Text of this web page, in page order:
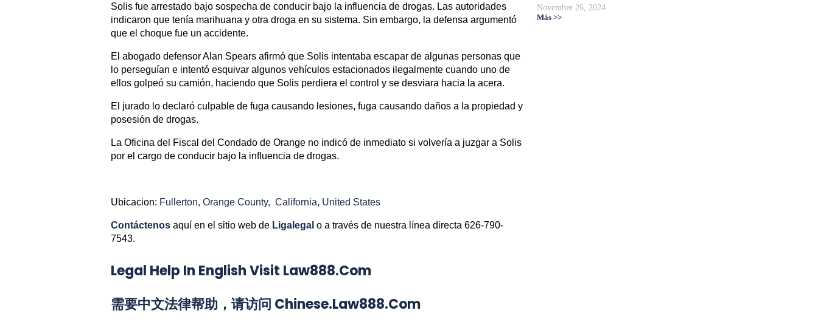
Solis fue arrestado bajo sospecha de conducir bajo la influencia de drogas. Las autoridades
indicaron que tenía marihuana y otra droga en su sistema. Sin embargo, la defensa argumentó
que el choque fue un accidente.
El abogado defensor Alan Spears afirmó que Solis intentaba escapar de algunas personas que
lo perseguían e intentó esquivar algunos vehículos estacionados ilegalmente cuando uno de
ellos golpeó su camión, haciendo que Solis perdiera el control y se desviara hacia la acera.
El jurado lo declaró culpable de fuga causando lesiones, fuga causando daños a la propiedad y
posesión de drogas.
La Oficina del Fiscal del Condado de Orange no indicó de inmediato si volvería a juzgar a Solis
por el cargo de conducir bajo la influencia de drogas.
Ubicacion: Fullerton, Orange County, California, United States
Contáctenos aquí en el sitio web de Ligalegal o a través de nuestra línea directa 626-790-
7543.
Legal Help In English Visit Law888.com
需要中文法律帮助，请访问 Chinese.law888.com
November 26, 2024
Más >>